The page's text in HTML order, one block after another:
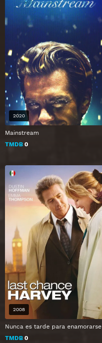
Mainstream
TMDB 0
2020
Nunca es tarde para enamorarse
TMDB 0
2008